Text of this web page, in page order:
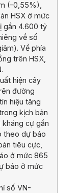
(-0,55%),
HSX ở mức
gần 4.600 tỷ
về số
Về phía
trên HSX,
hiện cây
đường
hiệu tăng
kịch bản
cự gần
theo dự báo
tiêu cực,
ở mức 865
báo ở mức
số VN-